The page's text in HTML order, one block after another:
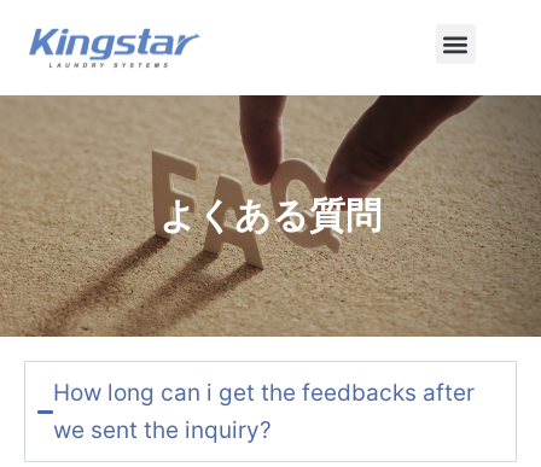
ス
メ
ニ
ュ
ー
よくある質問
How long can i get the feedbacks after
we sent the inquiry?